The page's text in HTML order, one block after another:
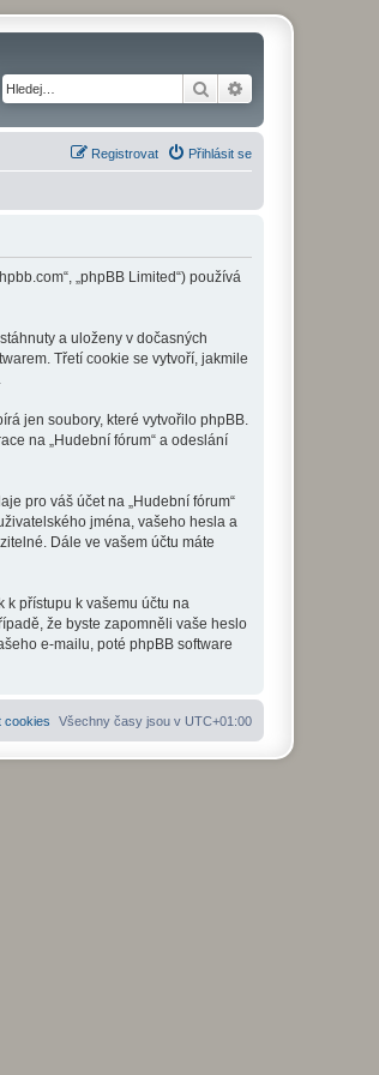
Hledat
Přihlásit se
Registrovat
„phpBB Limited“) používá
a uloženy v dočasných
Třetí cookie se vytvoří, jakmile
jen soubory, které vytvořilo phpBB.
na „Hudební fórum“ a odeslání
pro váš účet na „Hudební fórum“
jména, vašeho hesla a
Dále ve vašem účtu máte
přístupu k vašemu účtu na
že byste zapomněli vaše heslo
e-mailu, poté phpBB software
Všechny časy jsou v UTC+01:00
cookies